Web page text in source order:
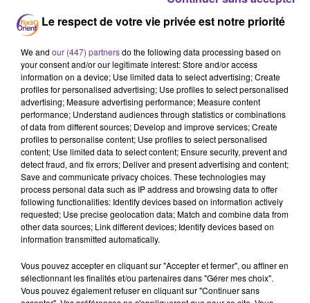
Union du Maghreb Arabe
Israël
17 février 2022 - 17 min 21 sec
LE JOURNAL DU SOIR EN LANGUE ARABE DU
17/02/22
LB
JOURNAL EN LANGUE ARABE
فرنسا تعلن سحب قواتها من مالي بين ٤و٦اشهر وبلدان
اوروبية اخرى وكندا تقوم بالمثل
قمة اوروبية افريقية في بروكسل بحضور رؤساء عرب
اتحاد المغرب العربي يحتفل ب٣٣عاما على تاسيسه وتونس
تؤكد تمسكها بالاتحاد
Le respect de votre vie privée est notre priorité
We and our (447) partnersdo the following data processing based on
your consent and/or our legitimate interest: Store and/or access
information on a device; Use limited data to select advertising; Create
profiles for personalised advertising; Use profiles to select personalised
advertising; Measure advertising performance; Measure content
performance; Understand audiences through statistics or combinations
of data from different sources; Develop and improve services; Create
profiles to personalise content; Use profiles to select personalised
content; Use limited data to select content; Ensure security, prevent and
detect fraud, and fix errors; Deliver and present advertising and content;
Save and communicate privacy choices. These technologies may
process personal data such as IP address and browsing data to offer
following functionalities: Identify devices based on information actively
requested; Use precise geolocation data; Match and combine data from
other data sources; Link different devices; Identify devices based on
information transmitted automatically.
Vous pouvez accepter en cliquant sur "Accepter et fermer", ou affiner en
sélectionnant les finalités et/ou partenaires dans "Gérer mes choix".
Vous pouvez également refuser en cliquant sur "Continuer sans